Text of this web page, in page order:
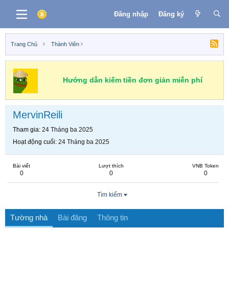
Đăng nhập Đăng ký
Trang Chủ Thành Viên
Hướng dẫn kiếm tiền đơn giản miễn phí
MervinReili
Tham gia 24 Tháng ba 2025
Hoạt động cuối 24 Tháng ba 2025
Bài viết
0
Lượt thích
0
VNB Token
0
Tìm kiếm
Tường nhà Bài đăng Thông tin